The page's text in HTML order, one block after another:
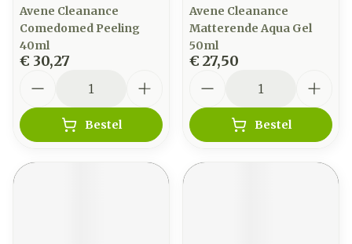
Avene Cleanance
Comedomed Peeling
40ml
€ 30,27
Bestel
Avene Cleanance
Matterende Aqua Gel
50ml
€ 27,50
Bestel